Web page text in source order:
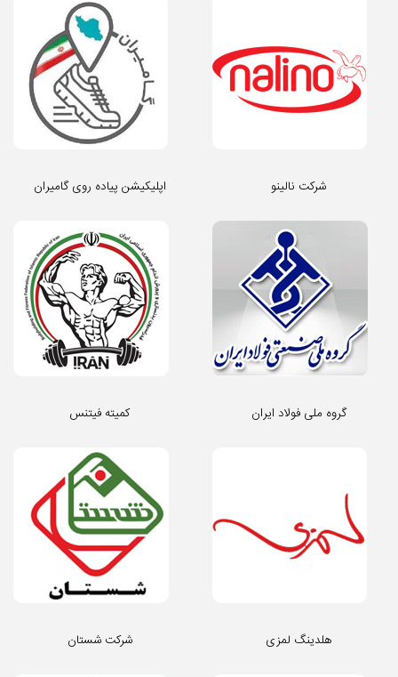
اپلیکیشن پیاده روی گامیران شرکت نالینو
کمیته فیتنس گروه ملی فولاد ایران
شرکت شستان هلدینگ لمزی